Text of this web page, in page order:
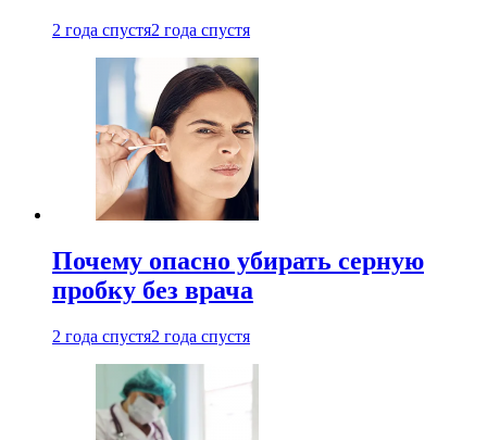
2 года спустя2 года спустя
Почему опасно убирать серную
пробку без врача
2 года спустя2 года спустя